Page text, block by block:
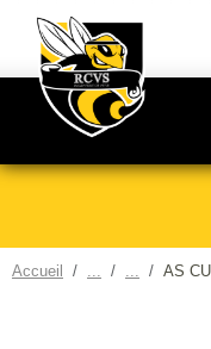
Accueil AS
Panneau de gestion des